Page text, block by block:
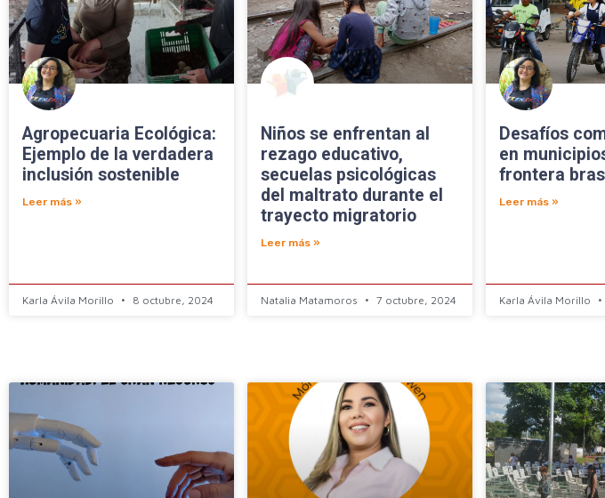
Agropecuaria Ecológica:
Ejemplo de la verdadera
inclusión sostenible
Leer más »
Karla Ávila Morillo 8 octubre, 2024
Niños se enfrentan al
rezago educativo,
secuelas psicológicas
del maltrato durante el
trayecto migratorio
Leer más »
Natalia Matamoros 7 octubre, 2024
Desafíos
en
frontera
Leer más »
Karla Ávila Morillo